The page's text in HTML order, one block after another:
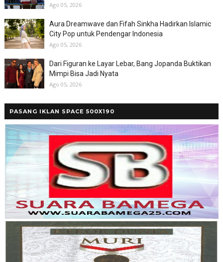
Ago 05, 2026
Aura Dreamwave dan Fifah Sinkha Hadirkan Islamic
City Pop untuk Pendengar Indonesia
Ago 05, 2026
Dari Figuran ke Layar Lebar, Bang Jopanda Buktikan
Mimpi Bisa Jadi Nyata
Ago 05, 2026
PASANG IKLAN SPACE 500X190